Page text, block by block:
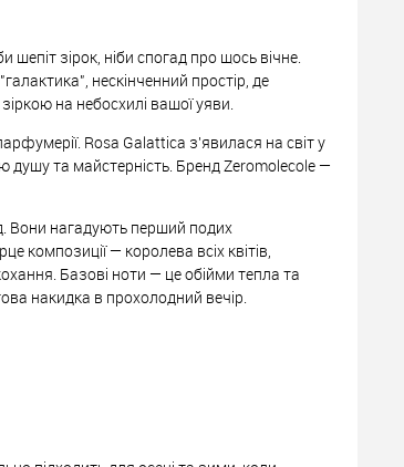
зірок, ніби спогад про щось вічне.
нескінченний простір, де
на небосхилі вашої уяви.
Rosa Galattica з'явилася на світ у
та майстерність. Бренд Zeromolecole —
Вони нагадують перший подих
композиції — королева всіх квітів,
Базові ноти — це обійми тепла та
накидка в прохолодний вечір.